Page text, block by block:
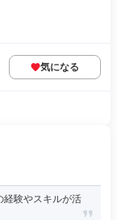
気になる
経験やスキルが活